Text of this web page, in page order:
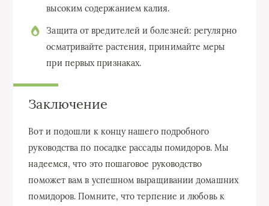
высоким содержанием калия.
Защита от вредителей и болезней: регулярно
осматривайте растения, принимайте меры
при первых признаках.
Заключение
Вот и подошли к концу нашего подробного
руководства по посадке рассады помидоров. Мы
надеемся, что это пошаговое руководство
поможет вам в успешном выращивании домашних
помидоров. Помните, что терпение и любовь к